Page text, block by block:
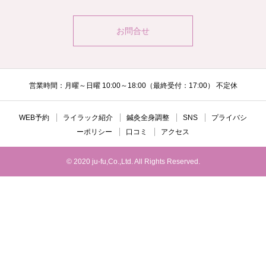
お問合せ
営業時間：月曜～日曜 10:00～18:00（最終受付：17:00） 不定休
WEB予約 ライラック紹介 鍼灸全身調整 SNS
プライバシ
ーポリシー
口コミ アクセス
© 2020 ju-fu,Co.,Ltd. All Rights Reserved.